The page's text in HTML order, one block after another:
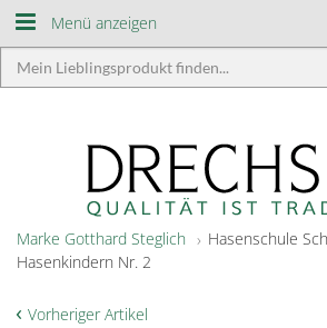
Menü anzeigen
Marke Gotthard Steglich
Hasenschule
Hasenkindern Nr. 2
‹ Vorheriger Artikel